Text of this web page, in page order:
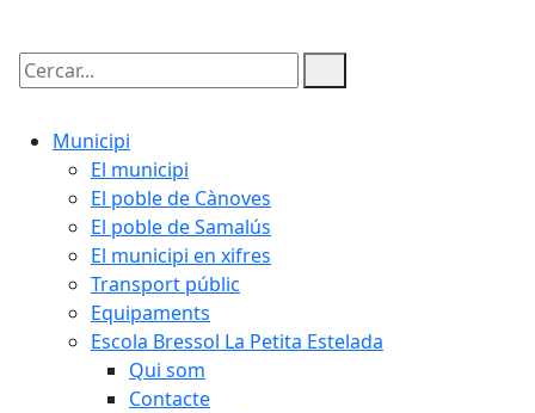
Cercar:
Municipi
El municipi
El poble de Cànoves
El poble de Samalús
El municipi en xifres
Transport públic
Equipaments
Escola Bressol La Petita Estelada
Qui som
Contacte